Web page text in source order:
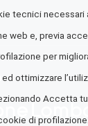
tecnici necessari
web e, previa
per
ottimizzare
Accetta
di